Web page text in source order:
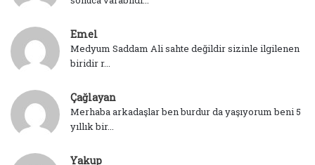
Emel
Medyum Saddam Ali sahte değildir sizinle ilgilenen
biridir r...
Çağlayan
Merhaba arkadaşlar ben burdur da yaşıyorum beni 5
yıllık bir...
Yakup